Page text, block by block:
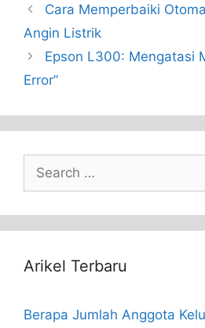
Cara Memperbaiki
Angin Listrik
Epson L300: Mengatasi
Error”
Search
for:
Arikel Terbaru
Berapa Jumlah Anggota